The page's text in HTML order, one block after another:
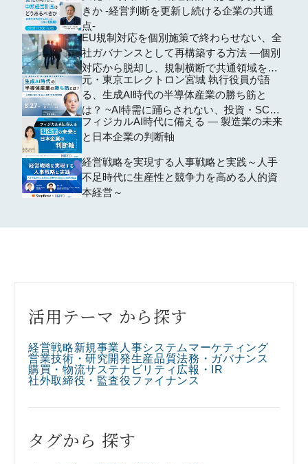
きか -経営判断を更新し続ける企業の共通
点-
EU規制対応を個別施策で終わらせない、全
社ガバナンスとして再構築する方法 ―個別
対応から脱却し、規制横断で共通領域を再
編するための全社設計―
元・東京エレクトロン宮城 執行役員が語
る、生成AI時代の半導体産業の勝ち筋と
は？ ~AI特需に踊らされない、投資・SCM
の判断軸~
フィジカルAI時代に備える ― 製造業の未来
と日本企業の判断軸
経営戦略を実現する人事戦略と実践～人手
不足時代に生産性と競争力を高める人的資
本経営～
活用テーマ から探す
経営戦略新規事業 人事システム マーケティング
営業技術・研究開発生産品質法務・ガバナンス
購買・物流サステナビリティ 広報・IR
社外取締役・監査役ファイナンス
タグから 探す